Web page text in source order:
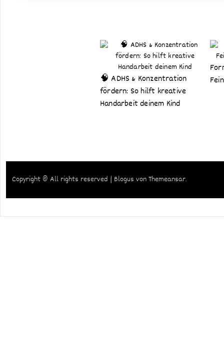
🧠 ADHS & Konzentration
fördern: So hilft kreative
Handarbeit deinem Kind
Copyright © All rights reserved | Blogus vonThemeansar.